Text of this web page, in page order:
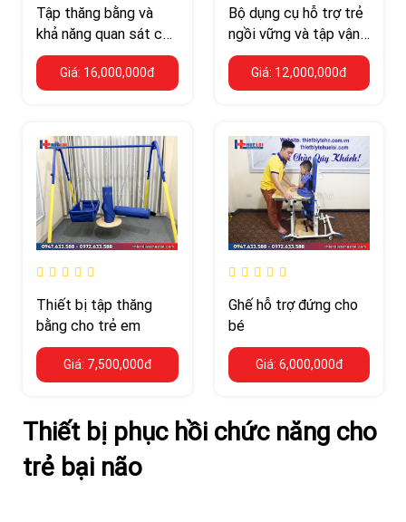
Tập thăng bằng và
khả năng quan sát của
trẻ với cầu trượt
Giá: 16,000,000đ
Bộ dụng cụ hỗ trợ trẻ
ngồi vững và tập vận
động linh hoạt
Giá: 12,000,000đ
Thiết bị tập thăng
bằng cho trẻ em
Giá: 7,500,000đ
Ghế hỗ trợ đứng cho
bé
Giá: 6,000,000đ
Thiết bị phục hồi chức năng cho
trẻ bại não